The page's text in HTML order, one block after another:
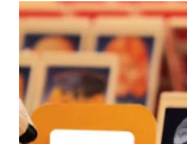
Voici notre “Top
Ces inconnus du